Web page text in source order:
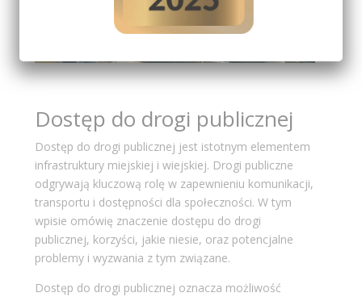
Dostęp do drogi publicznej
Dostęp do drogi publicznej jest istotnym elementem
infrastruktury miejskiej i wiejskiej. Drogi publiczne
odgrywają kluczową rolę w zapewnieniu komunikacji,
transportu i dostępności dla społeczności. W tym
wpisie omówię znaczenie dostępu do drogi
publicznej, korzyści, jakie niesie, oraz potencjalne
problemy i wyzwania z tym związane.
Dostęp do drogi publicznej oznacza możliwość